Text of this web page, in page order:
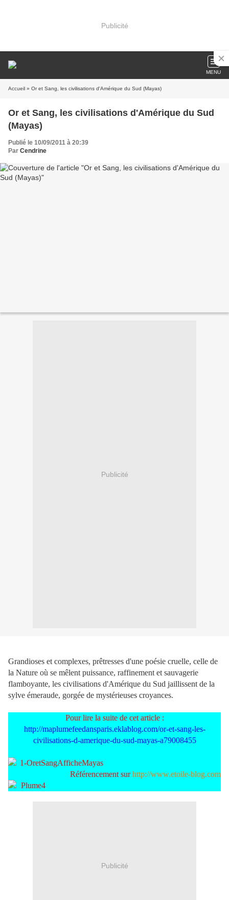
Publicité
MENU
Accueil » Or et Sang, les civilisations d'Amérique du Sud (Mayas)
Or et Sang, les civilisations d'Amérique du Sud
(Mayas)
Publié le 10/09/2011 à 20:39
Par Cendrine
Publicité
Grandioses et complexes, prêtresses d'une poésie cruelle, celle de
la Nature où se mêlent puissance, raffinement et sauvagerie
flamboyante, les civilisations d'Amérique du Sud jaillissent de la
sylve émeraude, gorgée de mystérieuses croyances.
Pour lire la suite de cet article :
http://maplumefeedansparis.eklablog.com/or-et-sang-les-
civilisations-d-amerique-du-sud-mayas-a79008455
Référencement surhttp://www.etoile-blog.com
Publicité